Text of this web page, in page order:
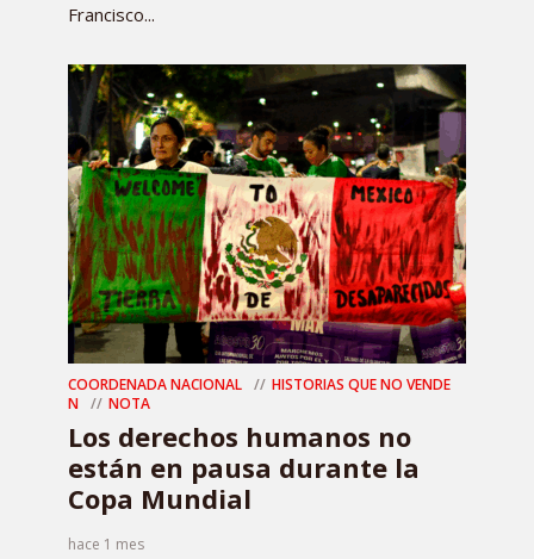
Francisco...
COORDENADA NACIONAL
HISTORIAS QUE NO VENDE
N
NOTA
Los derechos humanos no
están en pausa durante la
Copa Mundial
hace 1 mes